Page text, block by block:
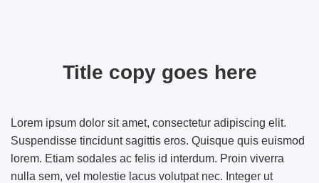
Title copy goes here
Lorem ipsum dolor sit amet, consectetur adipiscing elit.
Suspendisse tincidunt sagittis eros. Quisque quis euismod
lorem. Etiam sodales ac felis id interdum. Proin viverra
nulla sem, vel molestie lacus volutpat nec. Integer ut